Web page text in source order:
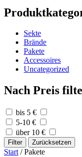
Sekte
Brände
Pakete
Accessoires
Uncategorized
Nach Preis
bis 5 €
5-10 €
über 10 €
Filter Zurücksetzen
Start / Pakete